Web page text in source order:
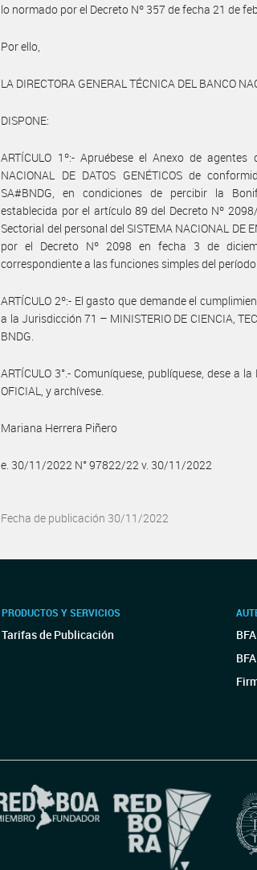
lo normado por el Decreto Nº 357 de fecha 21 de
Por ello,
LA DIRECTORA GENERAL TÉCNICA DEL BANCO
DISPONE:
ARTÍCULO 1º:- Apruébese el Anexo de
NACIONAL DE DATOS GENÉTICOS de
SA#BNDG, en condiciones de percibir la
establecida por el artículo 89 del Decreto Nº
Sectorial del personal del SISTEMA NACIONAL DE
por el Decreto Nº 2098 en fecha 3 de
correspondiente a las funciones simples del
ARTÍCULO 2º:- El gasto que demande el
a la Jurisdicción 71 – MINISTERIO DE CIENCIA,
BNDG.
ARTÍCULO 3°.- Comuníquese, publíquese, dese a la
OFICIAL, y archívese.
Mariana Herrera Piñero
e. 30/11/2022 N° 97822/22 v. 30/11/2022
Fecha de publicación 30/11/2022
PRODUCTOS Y SERVICIOS
Tarifas de Publicación